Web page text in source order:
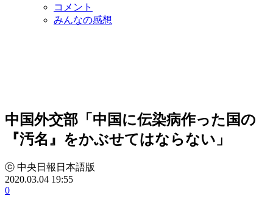
コメント
みんなの感想
中国外交部「中国に伝染病作った国の
『汚名』をかぶせてはならない」
ⓒ 中央日報日本語版
2020.03.04 19:55
0